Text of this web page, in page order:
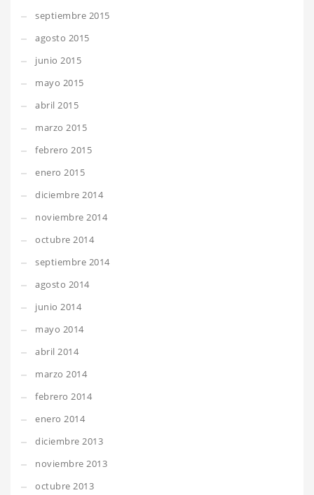
septiembre 2015
agosto 2015
junio 2015
mayo 2015
abril 2015
marzo 2015
febrero 2015
enero 2015
diciembre 2014
noviembre 2014
octubre 2014
septiembre 2014
agosto 2014
junio 2014
mayo 2014
abril 2014
marzo 2014
febrero 2014
enero 2014
diciembre 2013
noviembre 2013
octubre 2013